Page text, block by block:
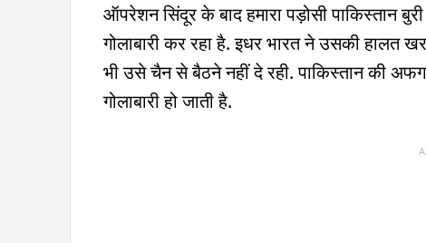
ऑपरेशन सिंदूर के बाद हमारा पड़ोसी पाकिस्तान
गोलाबारी कर रहा है. इधर भारत ने उसकी हालत
भी उसे चैन से बैठने नहीं दे रही. पाकिस्तान की
गोलाबारी हो जाती है.